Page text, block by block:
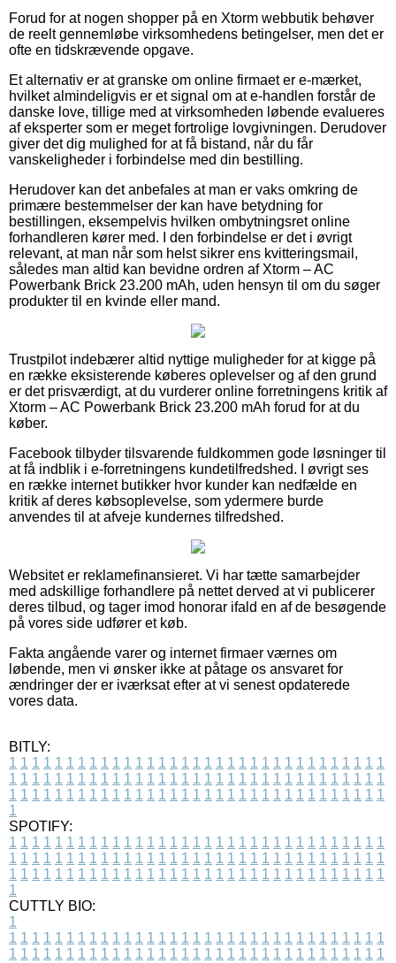
Forud for at nogen shopper på en Xtorm webbutik behøver
de reelt gennemløbe virksomhedens betingelser, men det er
ofte en tidskrævende opgave.
Et alternativ er at granske om online firmaet er e-mærket,
hvilket almindeligvis er et signal om at e-handlen forstår de
danske love, tillige med at virksomheden løbende evalueres
af eksperter som er meget fortrolige lovgivningen. Derudover
giver det dig mulighed for at få bistand, når du får
vanskeligheder i forbindelse med din bestilling.
Herudover kan det anbefales at man er vaks omkring de
primære bestemmelser der kan have betydning for
bestillingen, eksempelvis hvilken ombytningsret online
forhandleren kører med. I den forbindelse er det i øvrigt
relevant, at man når som helst sikrer ens kvitteringsmail,
således man altid kan bevidne ordren af Xtorm – AC
Powerbank Brick 23.200 mAh, uden hensyn til om du søger
produkter til en kvinde eller mand.
Trustpilot indebærer altid nyttige muligheder for at kigge på
en række eksisterende køberes oplevelser og af den grund
er det prisværdigt, at du vurderer online forretningens kritik af
Xtorm – AC Powerbank Brick 23.200 mAh forud for at du
køber.
Facebook tilbyder tilsvarende fuldkommen gode løsninger til
at få indblik i e-forretningens kundetilfredshed. I øvrigt ses
en række internet butikker hvor kunder kan nedfælde en
kritik af deres købsoplevelse, som ydermere burde
anvendes til at afveje kundernes tilfredshed.
Websitet er reklamefinansieret. Vi har tætte samarbejder
med adskillige forhandlere på nettet derved at vi publicerer
deres tilbud, og tager imod honorar ifald en af de besøgende
på vores side udfører et køb.
Fakta angående varer og internet firmaer værnes om
løbende, men vi ønsker ikke at påtage os ansvaret for
ændringer der er iværksat efter at vi senest opdaterede
vores data.
BITLY:
1 1 1 1 1 1 1 1 1 1 1 1 1 1 1 1 1 1 1 1 1 1 1 1 1 1 1 1 1 1 1 1 1
1 1 1 1 1 1 1 1 1 1 1 1 1 1 1 1 1 1 1 1 1 1 1 1 1 1 1 1 1 1 1 1 1
1 1 1 1 1 1 1 1 1 1 1 1 1 1 1 1 1 1 1 1 1 1 1 1 1 1 1 1 1 1 1 1 1
1
SPOTIFY:
1 1 1 1 1 1 1 1 1 1 1 1 1 1 1 1 1 1 1 1 1 1 1 1 1 1 1 1 1 1 1 1 1
1 1 1 1 1 1 1 1 1 1 1 1 1 1 1 1 1 1 1 1 1 1 1 1 1 1 1 1 1 1 1 1 1
1 1 1 1 1 1 1 1 1 1 1 1 1 1 1 1 1 1 1 1 1 1 1 1 1 1 1 1 1 1 1 1 1
1
CUTTLY BIO:
1
1 1 1 1 1 1 1 1 1 1 1 1 1 1 1 1 1 1 1 1 1 1 1 1 1 1 1 1 1 1 1 1 1
1 1 1 1 1 1 1 1 1 1 1 1 1 1 1 1 1 1 1 1 1 1 1 1 1 1 1 1 1 1 1 1 1